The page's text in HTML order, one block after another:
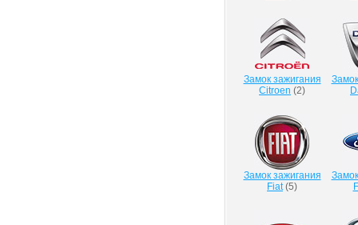
Замок зажигания
Citroen (2)
Замок зажигания
Fiat(5)